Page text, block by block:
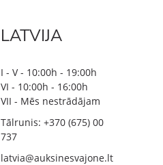
LATVIJA
I - V - 10:00h - 19:00h
VI - 10:00h - 16:00h
VII - Mēs nestrādājam
Tālrunis: +370 (675) 00
737
latvia@auksinesvajone.lt